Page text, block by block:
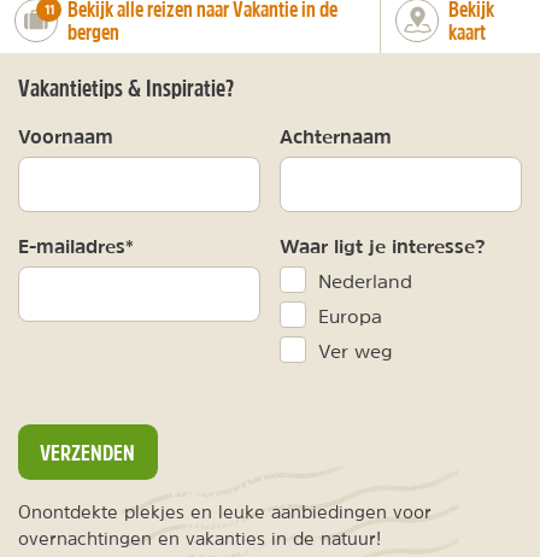
number_of_trips:
11
Bekijk alle reizen naar Vakantie in de
bergen
Bekijk
kaart
Vakantietips & Inspiratie?
Voornaam Achternaam
E-mailadres* Waar ligt je interesse?
Nederland
Europa
Ver weg
VERZENDEN
Onontdekte plekjes en leuke aanbiedingen voor
overnachtingen en vakanties in de natuur!